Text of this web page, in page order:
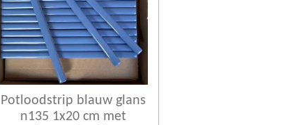
Potloodstrip blauw glans
n135 1x20 cm met